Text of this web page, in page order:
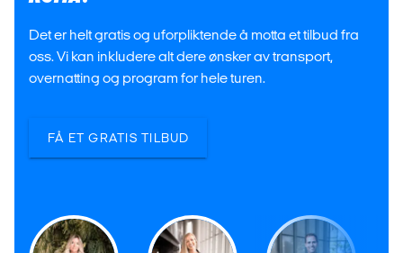
Det er helt gratis og uforpliktende å motta et tilbud fra
oss. Vi kan inkludere alt dere ønsker av transport,
overnatting og program for hele turen.
FÅ ET GRATIS TILBUD